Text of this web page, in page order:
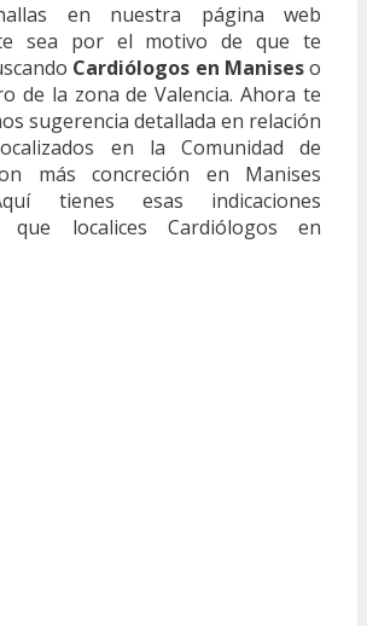
en nuestra página web
sea por el motivo de que te
Cardiólogos en Maniseso
de la zona de Valencia. Ahora te
sugerencia detallada en relación
en la Comunidad de
más concreción en Manises
tienes esas indicaciones
que localices Cardiólogos en